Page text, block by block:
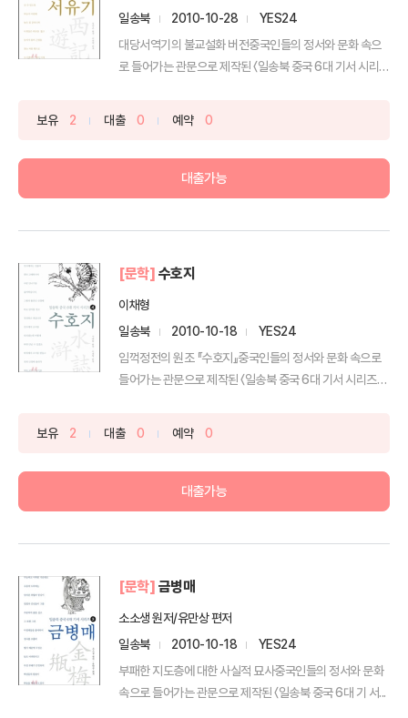
일송북
2010-10-28
YES24
대당서역기의 불교설화 버전중국인들의 정서와 문화 속으
로 들어가는 관문으로 제작된 〈일송북 중국 6대 기서 시리
보유 2 대출 0 예약 0
대출가능
[문학] 수호지
이채형
일송북
2010-10-18
YES24
임꺽정전의 원조 『수호지』중국인들의 정서와 문화 속으로
들어가는 관문으로 제작된 〈일송북 중국 6대 기서 시리즈〉
보유 2 대출 0 예약 0
대출가능
[문학] 금병매
소소생 원저/유만상 편저
일송북
2010-10-18
YES24
부패한 지도층에 대한 사실적 묘사중국인들의 정서와 문화
속으로 들어가는 관문으로 제작된 〈일송북 중국 6대 기 서...